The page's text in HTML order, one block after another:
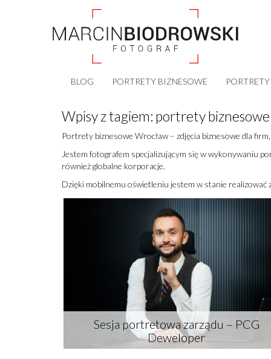
BLOG PORTRETY BIZNESOWE PORTRETY
Wpisy z tagiem: portrety
Portrety biznesowe Wrocław – zdjęcia biznesowe dla
Jestem fotografem specjalizującym się w wykonywaniu
również globalne korporacje.
Dzięki mobilnemu oświetleniu jestem w stanie
Sesja portretowa zarządu – PCG
Deweloper